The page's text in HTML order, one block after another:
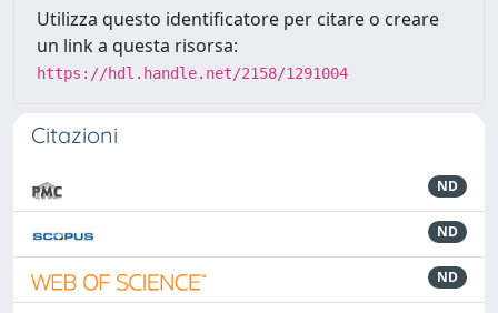
Utilizza questo identificatore per citare o creare
un link a questa risorsa:
https://hdl.handle.net/2158/1291004
Citazioni
ND
ND
ND